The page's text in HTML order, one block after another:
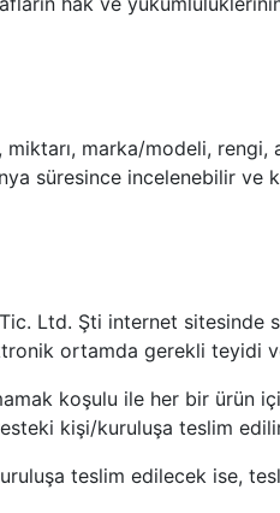
marka/modeli, rengi,
süresince incelenebilir ve
Ltd. Şti internet
ortamda gerekli teyidi
koşulu ile her bir ürün
kişi/kuruluşa teslim
teslim edilecek ise,